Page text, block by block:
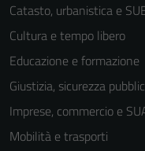
Catasto, urbanistica e
Cultura e tempo libero
Educazione e formazione
Giustizia, sicurezza
Imprese, commercio e
Mobilità e trasporti